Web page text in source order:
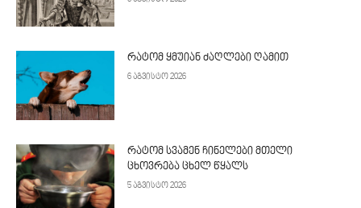
რატომ ყმუიან ძაღლები ღამით
6 აგვისტო 2026
რატომ სვამენ ჩინელები მთელი
ცხოვრება ცხელ წყალს
5 აგვისტო 2026